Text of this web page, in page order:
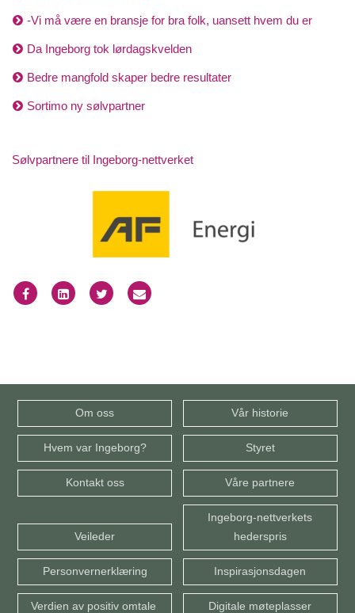
-Vi må være en bransje for bra folk, uansett hvem du er
Da Ingeborg tok lørdagskvelden
Bedre mangfold skaper bedre resultater
Sortimo ny sølvpartner
Sølvpartnere til Ingeborg-nettverket
Om oss Vår historie
Hvem var Ingeborg? Styret
Kontakt oss Våre partnere
Veileder
Ingeborg-nettverkets
hederspris
Personvernerklæring Inspirasjonsdagen
Verdien av positiv omtale Digitale møteplasser